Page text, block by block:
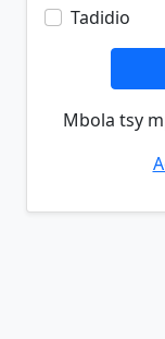
Tadidio
Mbola tsy